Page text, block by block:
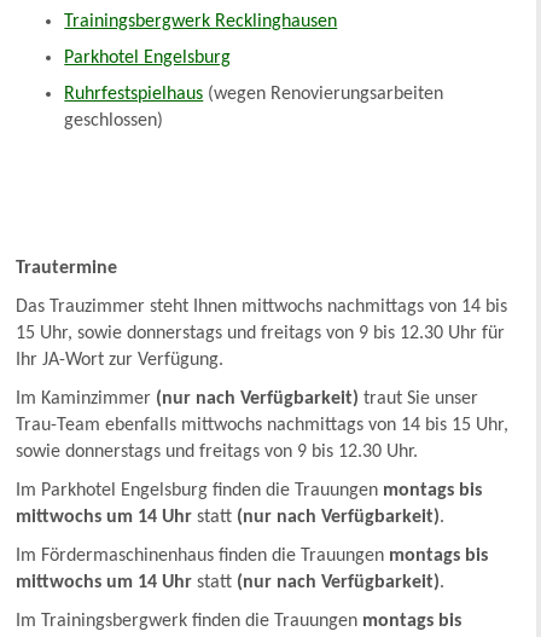
Trainingsbergwerk Recklinghausen
Parkhotel Engelsburg
Ruhrfestspielhaus (wegen Renovierungsarbeiten
geschlossen)
Trautermine
Das Trauzimmer steht Ihnen mittwochs nachmittags von 14 bis
15 Uhr, sowie donnerstags und freitags von 9 bis 12.30 Uhr für
Ihr JA-Wort zur Verfügung.
Im Kaminzimmer (nur nach Verfügbarkeit) traut Sie unser
Trau-Team ebenfalls mittwochs nachmittags von 14 bis 15 Uhr,
sowie donnerstags und freitags von 9 bis 12.30 Uhr.
Im Parkhotel Engelsburg finden die Trauungen montags bis
mittwochs um 14 Uhr statt (nur nach Verfügbarkeit).
Im Fördermaschinenhaus finden die Trauungen montags bis
mittwochs um 14 Uhr statt (nur nach Verfügbarkeit).
Im Trainingsbergwerk finden die Trauungen montags bis